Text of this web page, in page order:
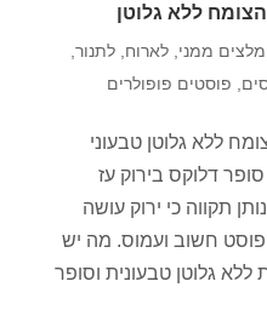
ללא גלוטן
ממני לארוח לתנור
פוסטים פופולרים
ללא גלוטן טבעוני
סופר דלוקס בירוק עז
תקווה כי ירוק עושה
חשוב ועמוס. מה יש
ללא גלוטן טבעונית וסופר